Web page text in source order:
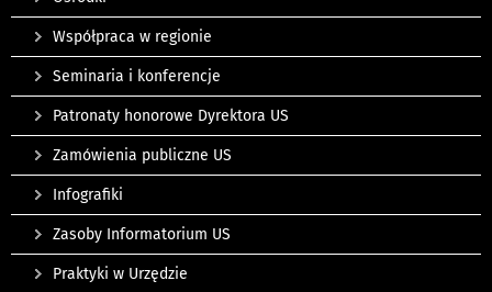
Współpraca w regionie
Seminaria i konferencje
Patronaty honorowe Dyrektora US
Zamówienia publiczne US
Infografiki
Zasoby Informatorium US
Praktyki w Urzędzie